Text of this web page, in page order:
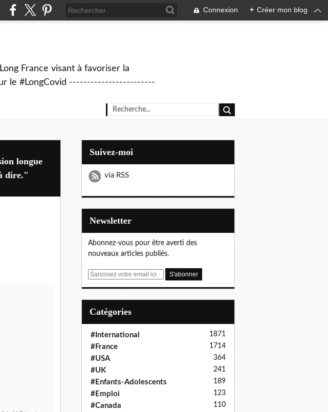
Connexion + Créer mon blog
France visant à favoriser la
le #LongCovid ------------------------
longue
dire."
Suivez-moi
via RSS
Newsletter
Abonnez-vous pour être averti des
nouveaux articles publiés.
E
Catégories
#International 1871
#France 1714
#USA 364
#UK 241
#Enfants-Adolescents 189
#Emploi 123
#Canada 110